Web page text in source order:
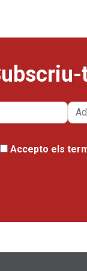
Accepto els